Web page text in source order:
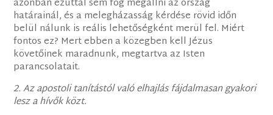
azonban ezúttal sem fog megállni az ország
határainál, és a melegházasság kérdése rövid időn
belül nálunk is reális lehetőségként merül fel. Miért
fontos ez? Mert ebben a közegben kell Jézus
követőinek maradnunk, megtartva az Isten
parancsolatait.
2. Az apostoli tanítástól való elhajlás fájdalmasan gyakori
lesz a hívők közt.